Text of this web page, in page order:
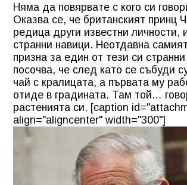
Няма да повярвате с кого си
Оказва се, че британският принц
редица други известни личности,
странни навици. Неотдавна
призна за един от тези си
посочва, че след като се събуди
чай с кралицата, а първата му
отиде в градината. Там той…
растенията си. [caption
align="aligncenter" width="300"]